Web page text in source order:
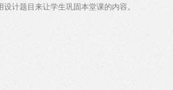
计题目来让学生巩固本堂课的内容。